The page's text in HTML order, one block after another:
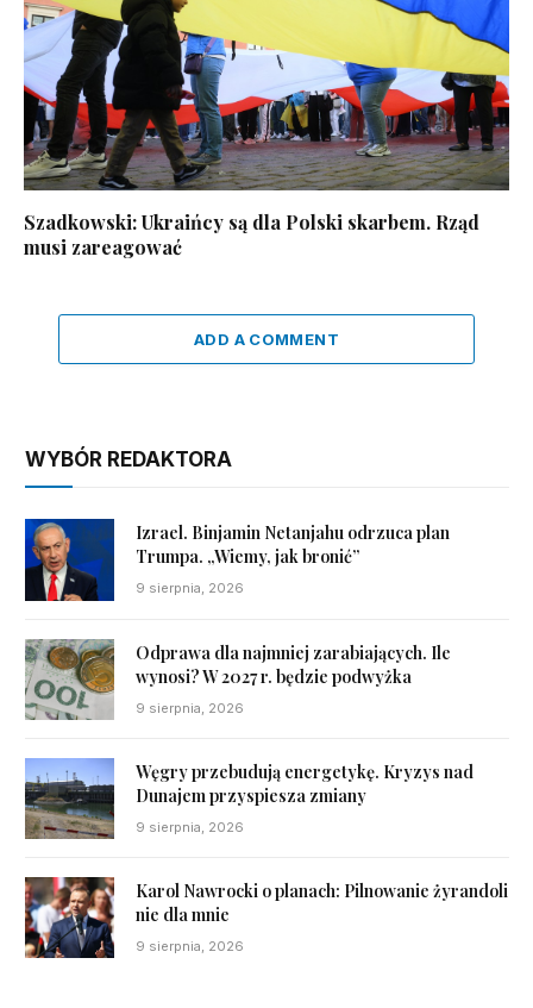
Szadkowski: Ukraińcy są dla Polski skarbem. Rząd
musi zareagować
ADD A COMMENT
WYBÓR REDAKTORA
Izrael. Binjamin Netanjahu odrzuca plan
Trumpa. „Wiemy, jak bronić”
9 sierpnia, 2026
Odprawa dla najmniej zarabiających. Ile
wynosi? W 2027 r. będzie podwyżka
9 sierpnia, 2026
Węgry przebudują energetykę. Kryzys nad
Dunajem przyspiesza zmiany
9 sierpnia, 2026
Karol Nawrocki o planach: Pilnowanie żyrandoli
nie dla mnie
9 sierpnia, 2026